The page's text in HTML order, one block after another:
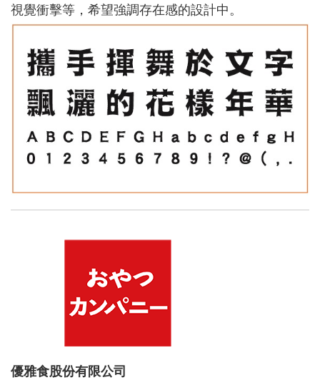
視覺衝擊等，希望強調存在感的設計中。
優雅食股份有限公司